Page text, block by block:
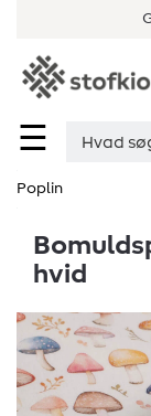
☰
Poplin
hvid